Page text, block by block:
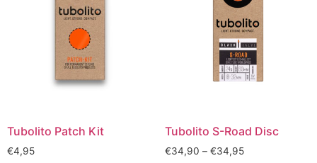
Tubolito Patch Kit
€4,95
Tubolito S-Road Disc
€34,90 – €34,95